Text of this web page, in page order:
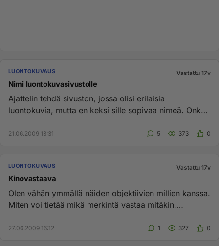
LUONTOKUVAUS Vastattu 17v
Nimi luontokuvasivustolle
Ajattelin tehdä sivuston, jossa olisi erilaisia
luontokuvia, mutta en keksi sille sopivaa nimeä. Onko
21.06.2009 13:31 5 373 0
LUONTOKUVAUS Vastattu 17v
Kinovastaava
Olen vähän ymmällä näiden objektiivien millien kanssa.
Miten voi tietää mikä merkintä vastaa mitäkin.
27.06.2009 16:12 1 327 0